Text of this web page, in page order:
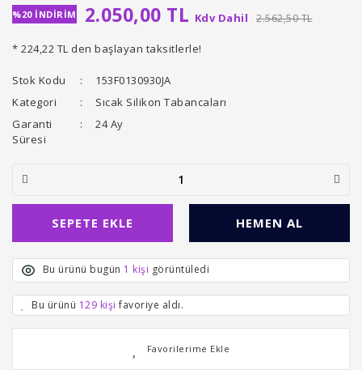
%20 İNDİRİM 2.050,00 TL Kdv Dahil 2.562,50 TL
* 224,22 TL den başlayan taksitlerle!
Stok Kodu
153F0130930JA
Kategori
Sıcak Silikon Tabancaları
Garanti
Süresi
24 Ay
SEPETE EKLE HEMEN AL
Bu ürünü bugün 1 kişi görüntüledi
Bu ürünü 129 kişi favoriye aldı.